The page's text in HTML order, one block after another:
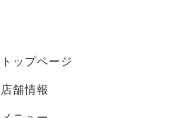
トップページ
店舗情報